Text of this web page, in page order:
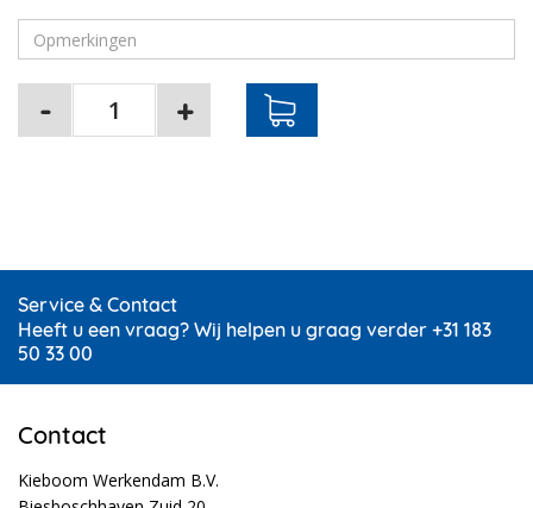
Service & Contact
Heeft u een vraag? Wij helpen u graag verder +31 183
50 33 00
Contact
Kieboom Werkendam B.V.